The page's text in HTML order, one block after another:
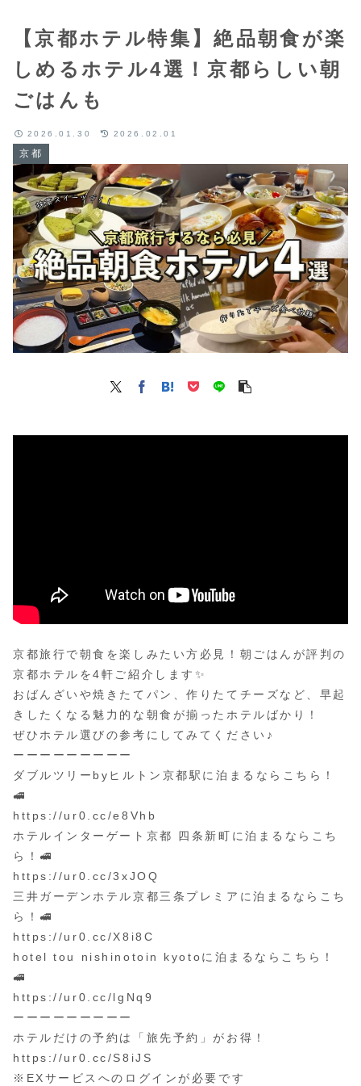
【京都ホテル特集】絶品朝食が楽
しめるホテル4選！京都らしい朝
ごはんも
京都
2026.01.30 2026.02.01
京都旅行で朝食を楽しみたい方必見！朝ごはんが評判の
京都ホテルを4軒ご紹介します✨
おばんざいや焼きたてパン、作りたてチーズなど、早起
きしたくなる魅力的な朝食が揃ったホテルばかり！
ぜひホテル選びの参考にしてみてください♪
ーーーーーーーーー
ダブルツリーbyヒルトン京都駅に泊まるならこちら！
🚅
https://ur0.cc/e8Vhb
ホテルインターゲート京都 四条新町に泊まるならこち
ら！🚅
https://ur0.cc/3xJOQ
三井ガーデンホテル京都三条プレミアに泊まるならこち
ら！🚅
https://ur0.cc/X8i8C
hotel tou nishinotoin kyotoに泊まるならこちら！
🚅
https://ur0.cc/lgNq9
ーーーーーーーーー
ホテルだけの予約は「旅先予約」がお得！
https://ur0.cc/S8iJS
※EXサービスへのログインが必要です